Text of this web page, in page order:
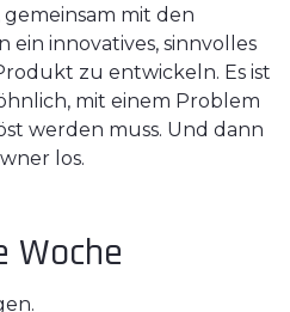
gemeinsam mit den
innovatives, sinnvolles
zu entwickeln. Es ist
mit einem Problem
werden muss. Und dann
los.
Woche